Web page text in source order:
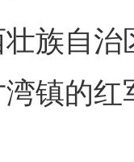
自治
镇的